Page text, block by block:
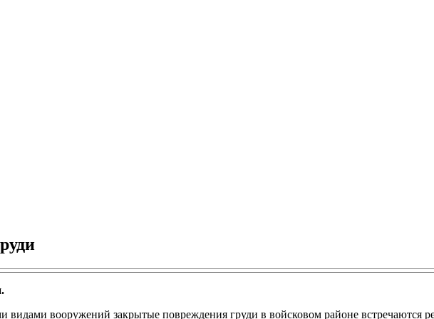
вооружений закрытые повреждения груди в войсковом районе встречаются